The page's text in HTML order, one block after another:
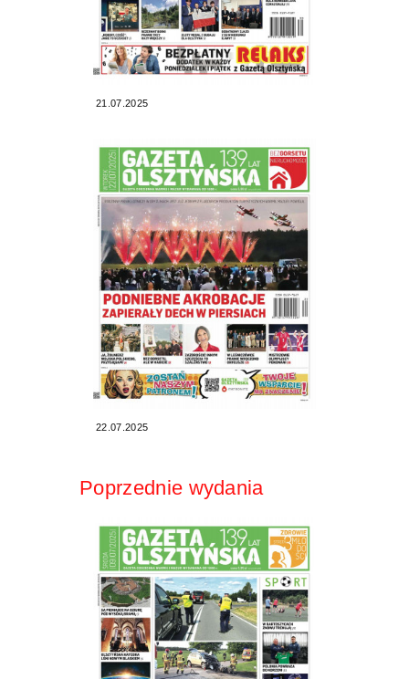
21.07.2025
22.07.2025
Poprzednie wydania